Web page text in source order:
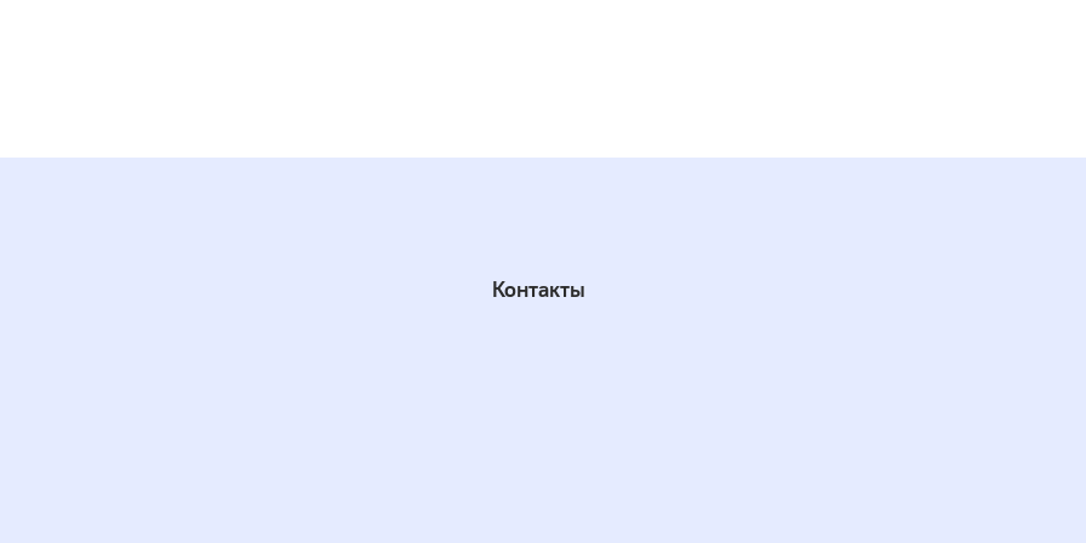
Контакты